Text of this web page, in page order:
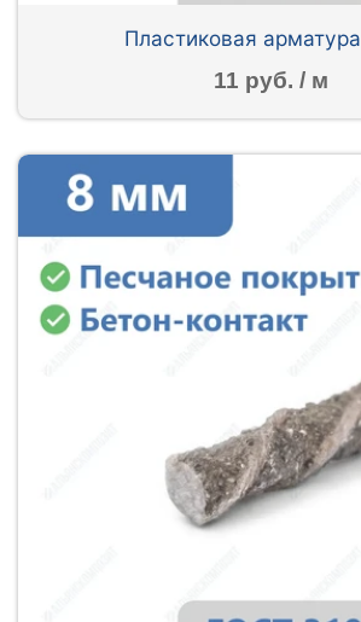
Пластиковая
11 руб. / м